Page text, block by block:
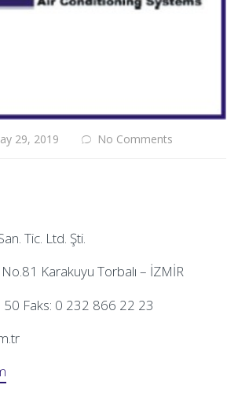
29, 2019 No Comments
Tic. Ltd. Şti.
Karakuyu Torbalı – İZMİR
Faks: 0 232 866 22 23